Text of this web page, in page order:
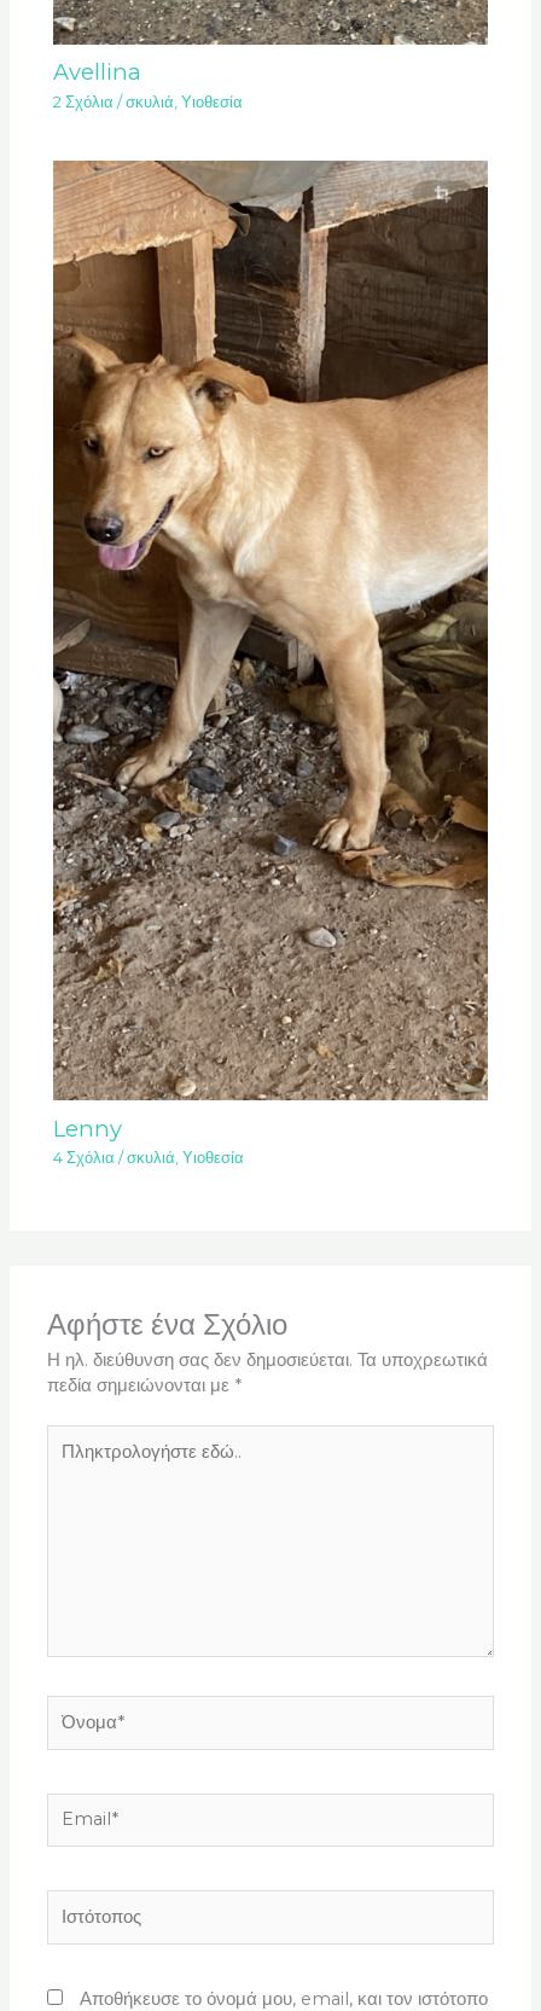
Avellina
2 Σχόλια /σκυλιά ,Υιοθεσία
Lenny
4 Σχόλια /σκυλιά,Υιοθεσία
Αφήστε ένα Σχόλιο
Η ηλ. διεύθυνση σας δεν δημοσιεύεται. Τα υποχρεωτικά
πεδία σημειώνονται με *
εδώ..
Αποθήκευσε το όνομά μου, email, και τον ιστότοπο